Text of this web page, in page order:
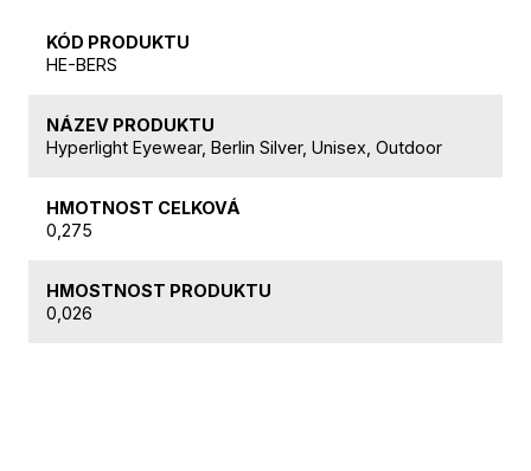
KÓD PRODUKTU
HE-BERS
NÁZEV PRODUKTU
Hyperlight Eyewear, Berlin Silver, Unisex, Outdoor
HMOTNOST CELKOVÁ
0,275
HMOSTNOST PRODUKTU
0,026